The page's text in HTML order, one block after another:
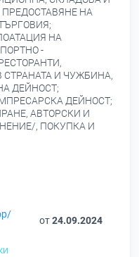
НА
НА
-
И ЧУЖБИНА,
ДЕЙНОСТ;
ДЕЙНОСТ;
АВТОРСКИ И
, ПОКУПКА И
от24.09.2024